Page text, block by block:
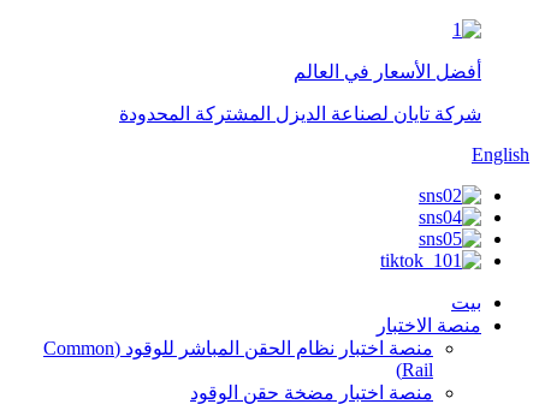
أفضل الأسعار في العالم
شركة تايان لصناعة الديزل المشتركة المحدودة
English
بيت
منصة الاختبار
منصة اختبار نظام الحقن المباشر للوقود (Common
Rail)
منصة اختبار مضخة حقن الوقود